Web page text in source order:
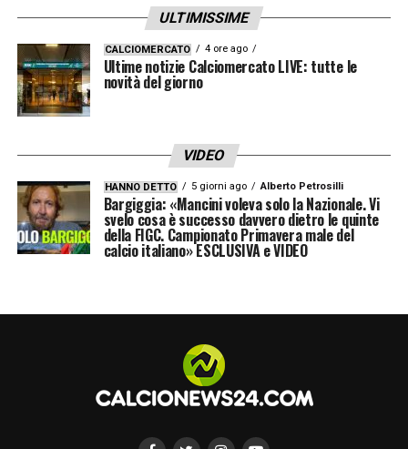
ULTIMISSIME
CALCIOMERCATO 4 ore ago
Ultime notizie Calciomercato LIVE: tutte le
novità del giorno
VIDEO
HANNO DETTO 5 giorni ago Alberto Petrosilli
Bargiggia: «Mancini voleva solo la Nazionale. Vi
svelo cosa è successo davvero dietro le quinte
della FIGC. Campionato Primavera male del
calcio italiano» ESCLUSIVA e VIDEO